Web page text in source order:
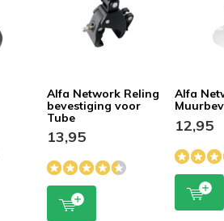
Alfa Network Reling
bevestiging voor
Tube
13,95
Alfa
12,95